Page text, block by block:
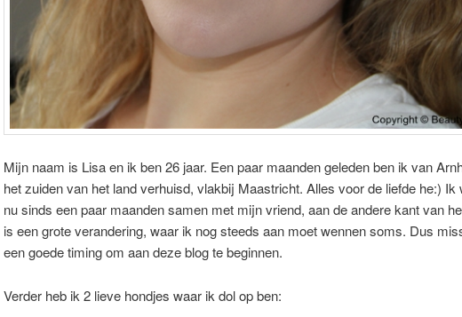
Mijn naam is Lisa en ik ben 26 jaar. Een paar maanden geleden ben ik van
het zuiden van het land verhuisd, vlakbij Maastricht. Alles voor de liefde he:) Ik
nu sinds een paar maanden samen met mijn vriend, aan de andere kant van
is een grote verandering, waar ik nog steeds aan moet wennen soms. Dus
een goede timing om aan deze blog te beginnen.
Verder heb ik 2 lieve hondjes waar ik dol op ben: